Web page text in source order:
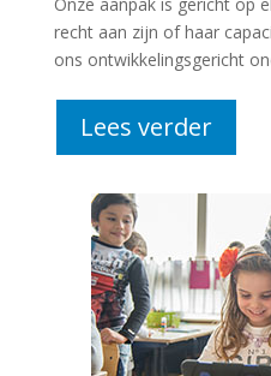
recht aan zijn of haar
ons ontwikkelingsgericht
Lees verder